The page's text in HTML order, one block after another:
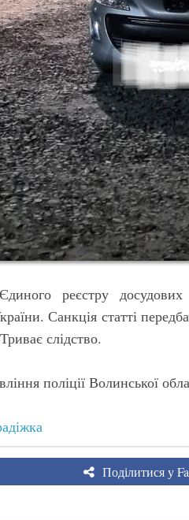
реєстру
Санкція статті
слідство.
поліції Волинської
Поділитися у